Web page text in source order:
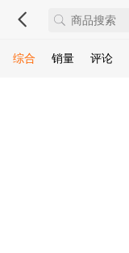
综合 销量 评论